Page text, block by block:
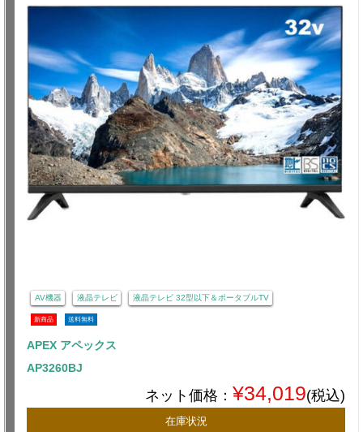
AV機器 液晶テレビ 液晶テレビ 32型以下＆ポータブルTV
新商品 送料無料
APEX アペックス
AP3260BJ
ネット価格： ¥34,019(税込)
在庫状況